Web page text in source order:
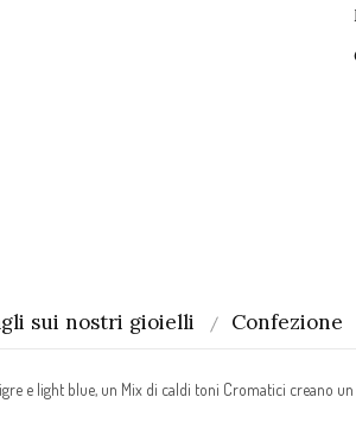
sui nostri gioielli Confezione
e light blue, un Mix di caldi toni Cromatici creano